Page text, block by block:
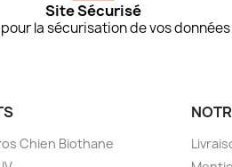
Site Sécurisé
pour la sécurisation de vos données
Chien Biothane